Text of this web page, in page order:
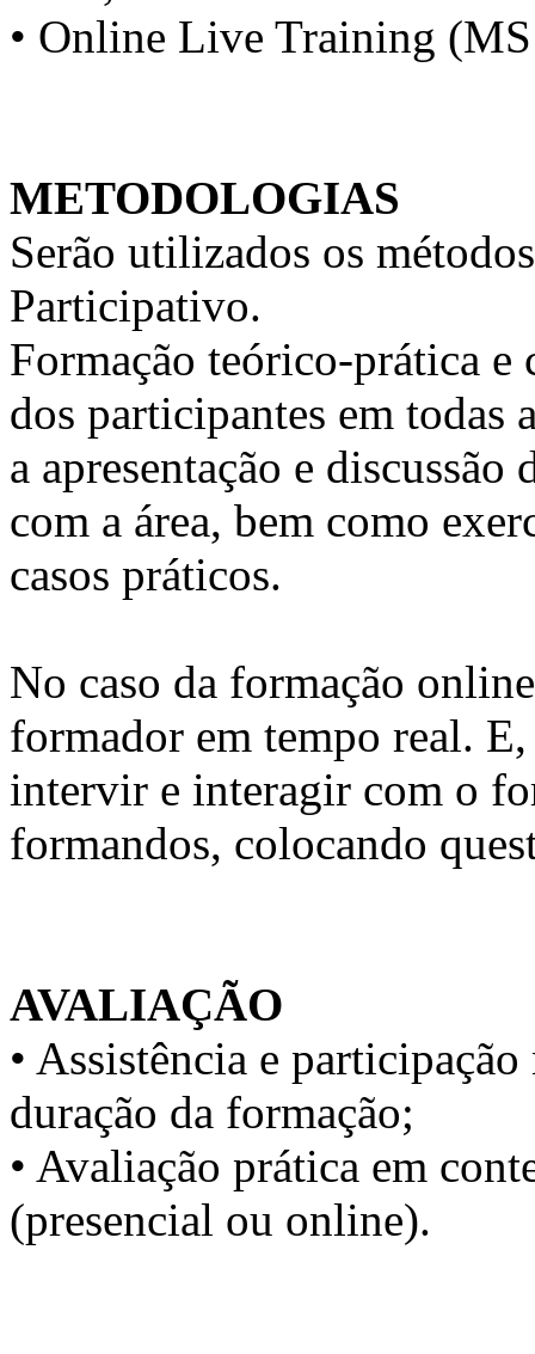
• Online Live Training
METODOLOGIAS
Serão utilizados os
Participativo.
Formação teórico-prática e
dos participantes em todas
a apresentação e
com a área, bem como
casos práticos.
No caso da formação
formador em tempo real.
intervir e interagir com o
formandos, colocando
AVALIAÇÃO
• Assistência e
duração da formação;
• Avaliação prática em
(presencial ou online).